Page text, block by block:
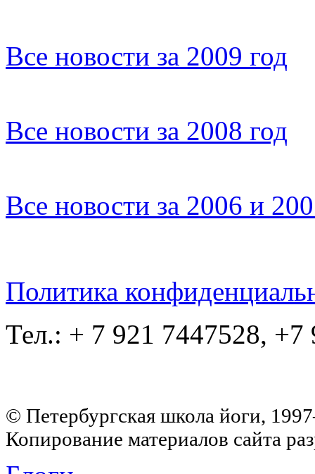
Все новости за 2009 год
Все новости за 2008 год
Все новости за 2006 и
Политика
Тел.: + 7 921 7447528, +7
© Петербургская школа йоги,
Копирование материалов сайта